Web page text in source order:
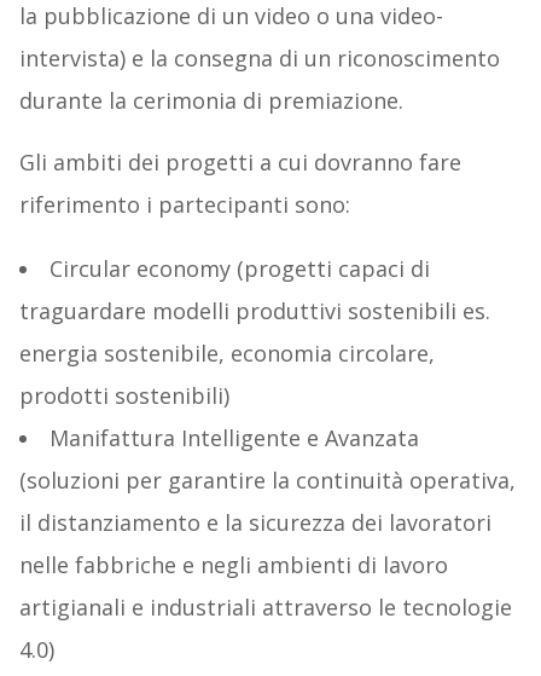
la pubblicazione di un video o una video-
intervista) e la consegna di un riconoscimento
durante la cerimonia di premiazione.
Gli ambiti dei progetti a cui dovranno fare
riferimento i partecipanti sono:
Circular economy (progetti capaci di
traguardare modelli produttivi sostenibili es.
energia sostenibile, economia circolare,
prodotti sostenibili)
Manifattura Intelligente e Avanzata
(soluzioni per garantire la continuità operativa,
il distanziamento e la sicurezza dei lavoratori
nelle fabbriche e negli ambienti di lavoro
artigianali e industriali attraverso le tecnologie
4.0)